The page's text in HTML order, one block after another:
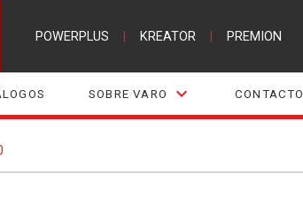
POWERPLUS KREATOR PREMION
SOBRE VARO CONTACTO